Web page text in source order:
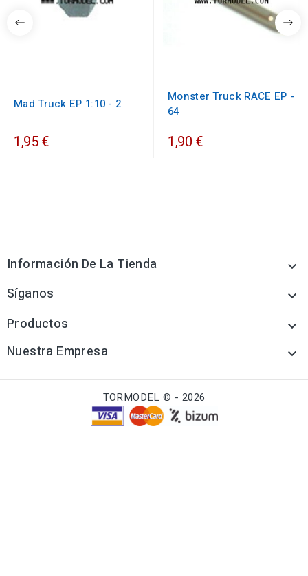
Mad Truck EP 1:10 - 2
1,95 €
Monster Truck RACE EP -
64
1,90 €
Información De La Tienda 
Síganos 
Productos 
Nuestra Empresa 
TORMODEL © - 2026